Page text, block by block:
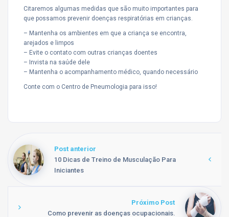
Citaremos algumas medidas que são muito importantes para
que possamos prevenir doenças respiratórias em crianças.
– Mantenha os ambientes em que a criança se encontra,
arejados e limpos
– Evite o contato com outras crianças doentes
– Invista na saúde dele
– Mantenha o acompanhamento médico, quando necessário
Conte com o Centro de Pneumologia para isso!
Post anterior
10 Dicas de Treino de Musculação Para
Iniciantes
Próximo Post
Como prevenir as doenças ocupacionais.